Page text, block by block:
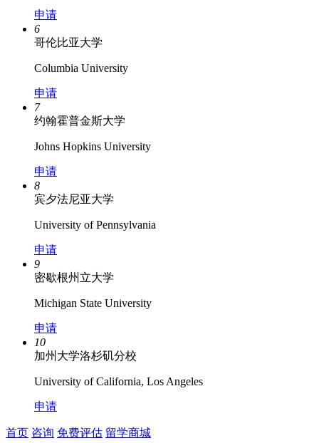
申请
6
哥伦比亚大学
Columbia University
申请
7
约翰霍普金斯大学
Johns Hopkins University
申请
8
宾夕法尼亚大学
University of Pennsylvania
申请
9
密歇根州立大学
Michigan State University
申请
10
加州大学洛杉矶分校
University of California, Los Angeles
申请
首页 咨询 免费评估 留学商城